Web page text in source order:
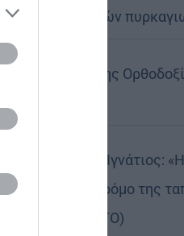
to
καταστροφικών
Η “Κιβωτός της
Δημητριάδος Ιγνάτιος:
δείχνει τον δρόμο της
σιωπής» (ΦΩΤΟ)